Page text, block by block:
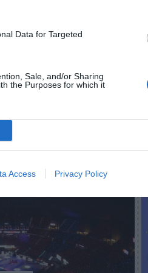
Data for Targeted
Sale, and/or Sharing
the Purposes for which it
Access Privacy Policy
de 2Playbook
este contenido exclusivo!
Inicia sesión